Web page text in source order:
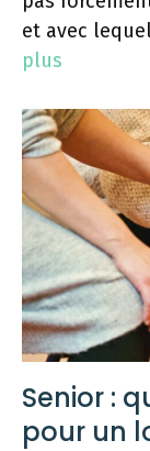
et avec
plus
Senior :
pour un